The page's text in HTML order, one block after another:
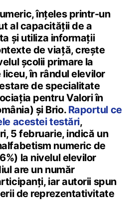
înțeles printr-un
al capacității de a
și utiliza informații
de viață, crește
școlii primare la
în rândul elevilor
de specialitate
pentru Valori în
și Brio. Raportul ce
acestei testări,
5 februarie, indică un
numeric de
la nivelul elevilor
are un număr
iar autorii spun
de reprezentativitate